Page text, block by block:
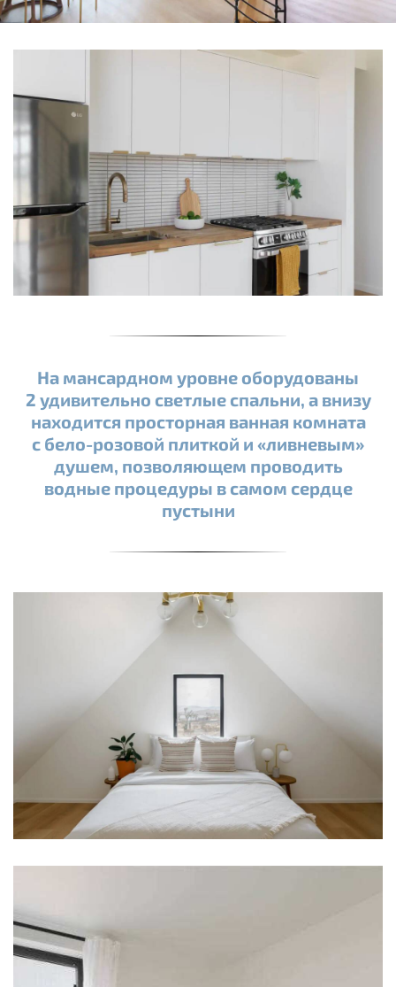
На мансардном уровне оборудованы
2 удивительно светлые спальни, а внизу
находится просторная ванная комната
с бело-розовой плиткой и «ливневым»
душем, позволяющем проводить
водные процедуры в самом сердце
пустыни